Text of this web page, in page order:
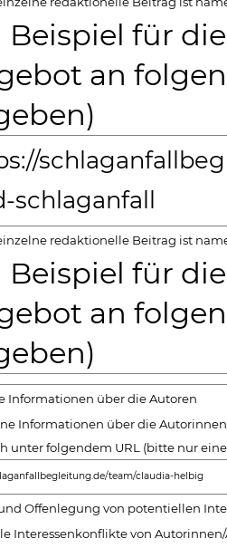
Beispiel für
an
schlaganfall
redaktionelle Beitrag ist
Beispiel für
an
Informationen über die Autoren
Informationen über die
unter folgendem URL (bitte nur
team/claudia-helbig
Offenlegung von potentiellen
Interessenkonflikte von